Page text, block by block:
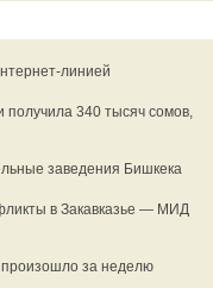
линией
340 тысяч сомов,
заведения Бишкека
в Закавказье — МИД
за неделю